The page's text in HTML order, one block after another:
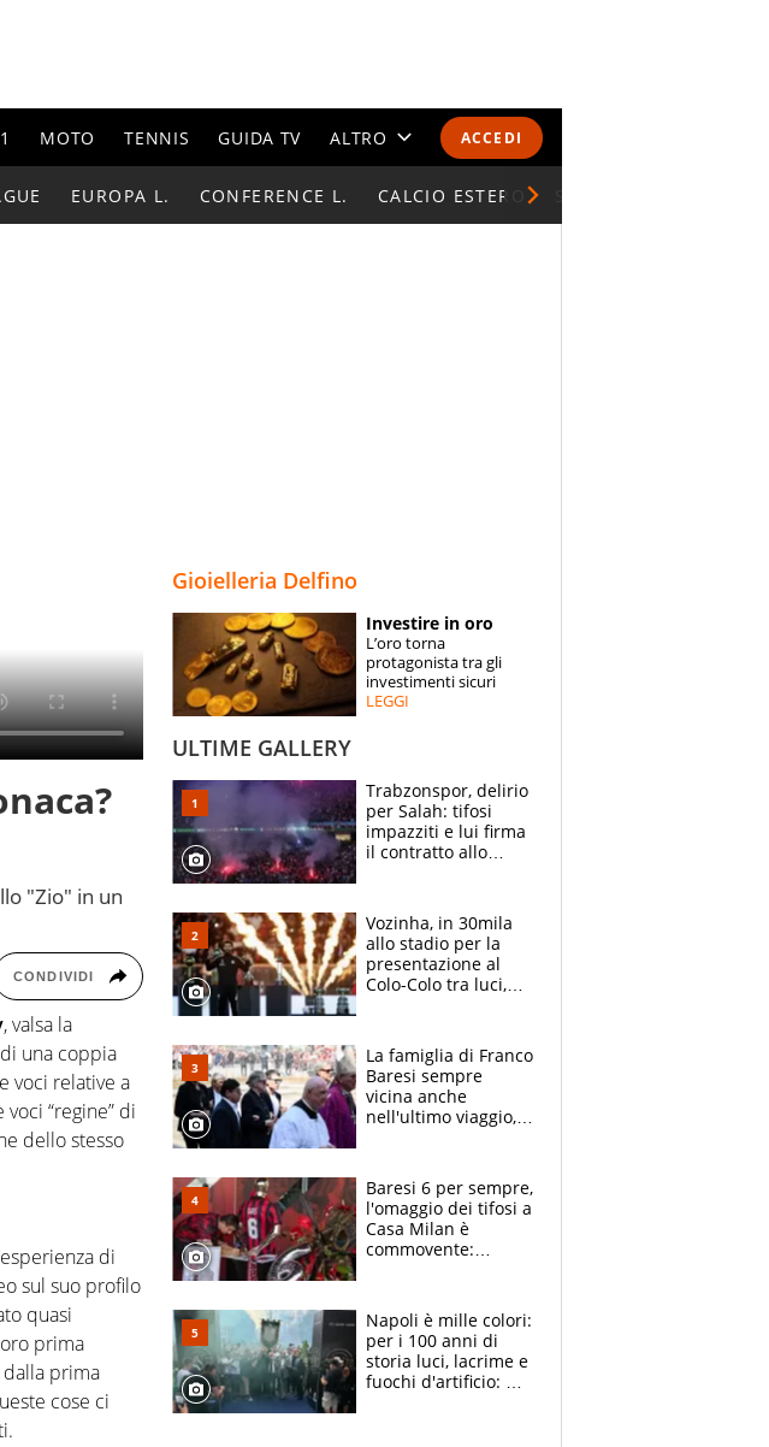
ACCEDI
MOTO TENNIS GUIDA TV ALTRO
CALENDARI E CLASSIFICHE
ESPERTI
CONTATTI
EUROPA L. CONFERENCE L. CALCIO ESTERO
"Zio" in un
CONDIVIDI
, valsa la
una coppia
voci relative a
voci “regine” di
dello stesso
di
sul suo profilo
quasi
prima
prima
cose ci
Gioielleria Delfino
Investire in oro
L’oro torna
protagonista tra gli
investimenti sicuri
LEGGI
ULTIME GALLERY
Trabzonspor, delirio
per Salah: tifosi
impazziti e lui firma
il contratto allo
Vozinha, in 30mila
allo stadio per la
presentazione al
Colo-Colo tra luci,
La famiglia di Franco
Baresi sempre
vicina anche
nell'ultimo viaggio,
circondati
dall'affetto dei tifosi
Baresi 6 per sempre,
l'omaggio dei tifosi a
Casa Milan è
commovente:
bigliettini
Napoli è mille colori:
per i 100 anni di
storia luci, lacrime e
fuochi d'artificio: De